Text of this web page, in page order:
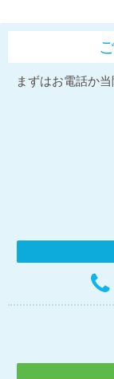
まずはお電話か